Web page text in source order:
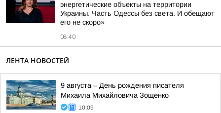
энергетические объекты на территории
Украины. Часть Одессы без света. И обещают
его не скоро»
08:40
ЛЕНТА НОВОСТЕЙ
9 августа – День рождения писателя
Михаила Михайловича Зощенко
10:09